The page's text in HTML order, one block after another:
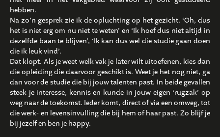
hebben.
Na zo’n gesprek zie ik de opluchting op het gezicht. ‘Oh, dus
het is niet erg om nu niet te weten’ en ‘Ik hoef dus niet altijd in
dezelfde baan te blijven’, ‘Ik kan dus wel die studie gaan doen
die ik leuk vind’.
Dat klopt. Als je weet welk vak je later wilt uitoefenen, kies dan
die opleiding die daarvoor geschikt is. Weet je het nog niet, ga
dan voor de studie die bij jouw talenten past. In beide gevallen
steek je interesse, kennis en kunde in jouw eigen ‘rugzak’ op
weg naar de toekomst. Ieder komt, direct of via een omweg, tot
die werk- en levensinvulling die bij hem of haar past. Zo blijf je
bij jezelf en ben je happy.